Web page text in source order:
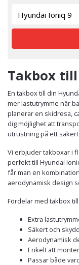
Takbox
En takbox till din
mer lastutrymme när
planerar en skidresa,
dig möjlighet att
utrustning på ett
Vi erbjuder takboxar i
perfekt till Hyundai
får man en
aerodynamisk design
Fördelar med takbox
Extra
Säkert och
Aerodynamisk
Enkelt att
Passar både